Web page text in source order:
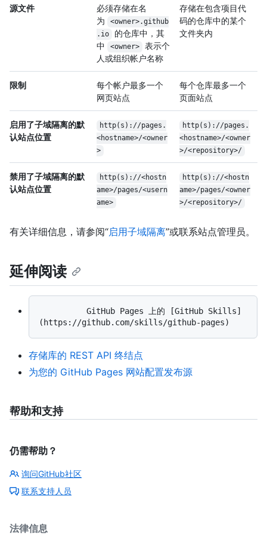
源文件
必须存储在名
为
<owner>.github
.io
的仓库中，其
中
<owner>
表示个
人或组织帐户名称
存储在包含项目代
码的仓库中的某个
文件夹内
限制
每个帐户最多一个
网页站点
每个仓库最多一个
页面站点
启用了子域隔离的默
认站点位置
http(s)://pages.
<hostname>/<owner
>
http(s)://pages.
<hostname>/<owner
>/<repository>/
禁用了子域隔离的默
认站点位置
http(s)://<hostn
ame>/pages/<usern
ame>
http(s)://<hostn
ame>/pages/<owner
>/<repository>/
有关详细信息，请参阅“启用子域隔离”或联系站点管理员。
延伸阅读
存储库的 REST API 终结点
为您的 GitHub Pages 网站配置发布源
帮助和支持
仍需帮助？
询问GitHub社区
联系支持人员
法律信息